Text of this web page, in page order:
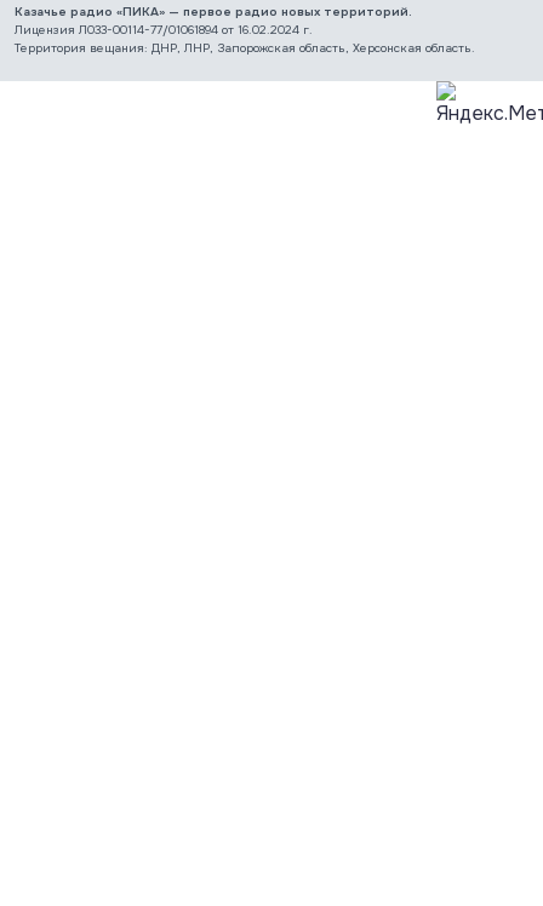
Казачье радио «ПИКА» — первое радио новых территорий.
Лицензия Л033-00114-77/01061894 от 16.02.2024 г.
Территория вещания: ДНР, ЛНР, Запорожская область, Херсонская область.